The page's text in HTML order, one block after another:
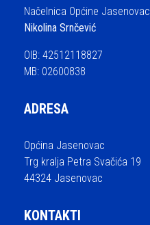
Načelnica Općine Jasenovac
Nikolina Srnčević
OIB: 42512118827
MB: 02600838
ADRESA
Općina Jasenovac
Trg kralja Petra Svačića 19
44324 Jasenovac
KONTAKTI